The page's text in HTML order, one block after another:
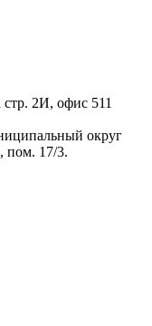
2И, офис 511
округ
пом. 17/3.